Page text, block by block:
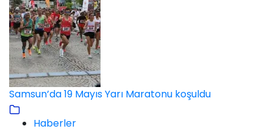
Samsun’da 19 Mayıs Yarı Maratonu koşuldu
Haberler